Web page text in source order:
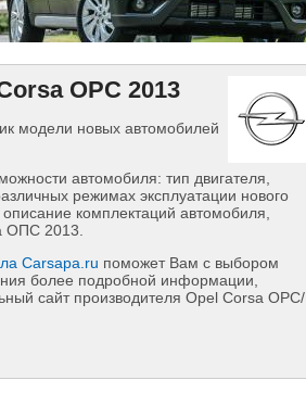
OPC 2013
модели новых автомобилей
автомобиля: тип двигателя,
режимах эксплуатации нового
комплектаций автомобиля,
ОПС 2013.
Carsapa.ru поможет Вам с выбором
более подробной информации,
сайт производителя Opel Corsa OPC/